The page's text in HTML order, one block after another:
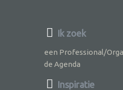
Ik zoek
een Professional/
de Agenda
Inspiratie